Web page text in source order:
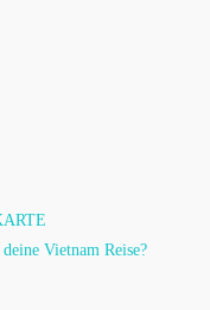
Vietnam Reise?